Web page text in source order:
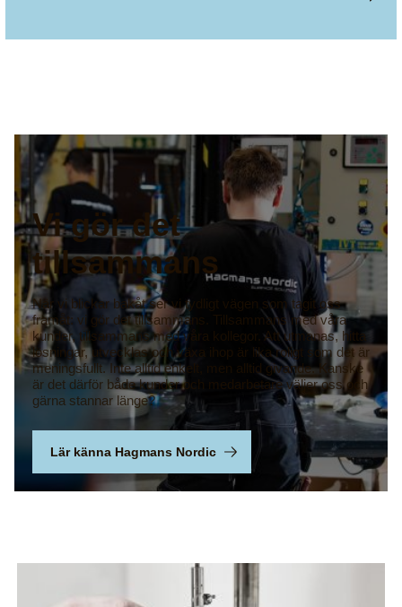
Vi gör det
tillsammans
När vi blickar bakåt ser vi tydligt vägen som tagit oss
framåt: vi gör det tillsammans. Tillsammans med våra
kunder, tillsammans med våra kollegor. Att utmanas, hitta
lösningar, utvecklas och växa ihop är lika roligt som det är
meningsfullt. Inte alltid enkelt, men alltid givande. Kanske
är det därför både kunder och medarbetare väljer oss och
gärna stannar länge?
Lär känna Hagmans Nordic